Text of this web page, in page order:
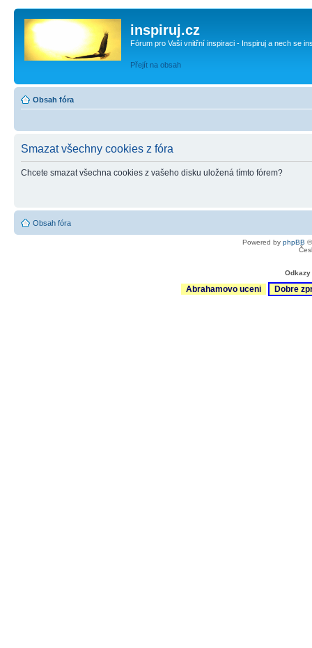
inspiruj.cz
Fórum pro Vaši vnitřní inspiraci - Inspiruj a nech se
Přejít na obsah
Obsah fóra
Smazat všechny cookies z fóra
Chcete smazat všechna cookies z vašeho disku uložená tímto fórem?
Obsah fóra
Powered by phpBB
Abrahamovo uceni Dobre